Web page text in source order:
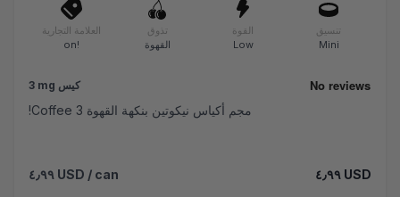
العلامة التجارية
on!
تذوق
القهوة
القوة
Low
تنسيق
Mini
3 mg كيس
!Coffee 3 مجم أكياس نيكوتين بنكهة القهوة
٤٫٩٩ USD / can ٤٫٩٩ USD